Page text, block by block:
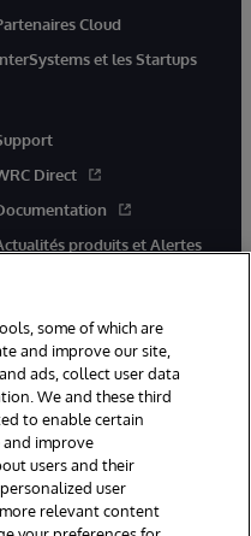
Cloud
et les Startups
Direct
produits et Alertes
Cambridge, MA. Tous droits
Corporation
some of which are
and improve our site,
ads, collect user data
We and these third
to enable certain
and improve
users and their
user
relevant content